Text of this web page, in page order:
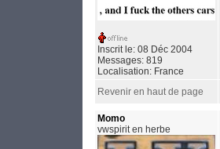
Inscrit le: 08 Déc 2004
Messages: 819
Localisation: France
Revenir en haut de page
Momo
vwspirit en herbe